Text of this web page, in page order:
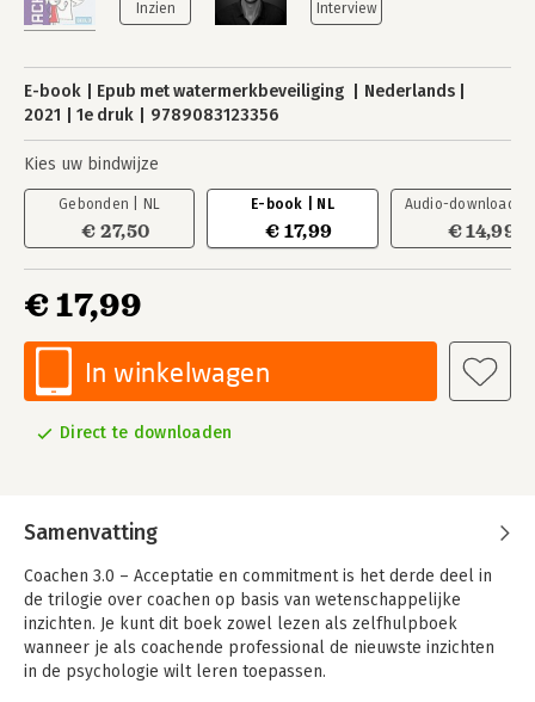
E-book Epub met watermerkbeveiliging
Nederlands
2021
1e druk 9789083123356
Kies uw bindwijze
Gebonden | NL
€ 27,50
E-book | NL
€ 17,99
Audio-download |
€ 14,99
€ 17,99
In winkelwagen
Direct te downloaden
Samenvatting
Coachen 3.0 – Acceptatie en commitment is het derde deel in
de trilogie over coachen op basis van wetenschappelijke
inzichten. Je kunt dit boek zowel lezen als zelfhulpboek
wanneer je als coachende professional de nieuwste inzichten
in de psychologie wilt leren toepassen.